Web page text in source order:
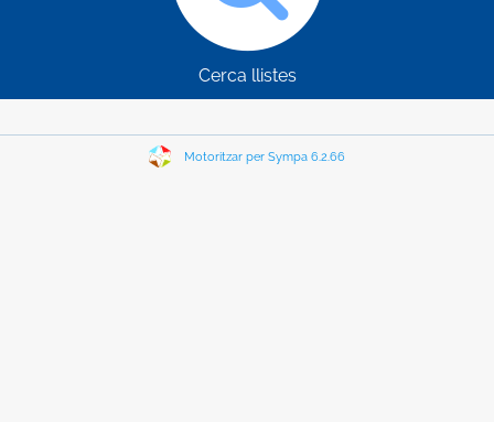
Cerca llistes
Motoritzar per Sympa 6.2.66